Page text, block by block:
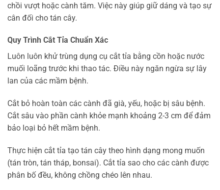
chồi vượt hoặc cành tăm. Việc này giúp giữ dáng và tạo sự
cân đối cho tán cây.
Quy Trình Cắt Tỉa Chuẩn Xác
Luôn luôn khử trùng dụng cụ cắt tỉa bằng cồn hoặc nước
muối loãng trước khi thao tác. Điều này ngăn ngừa sự lây
lan của các mầm bệnh.
Cắt bỏ hoàn toàn các cành đã già, yếu, hoặc bị sâu bệnh.
Cắt sâu vào phần cành khỏe mạnh khoảng 2-3 cm để đảm
bảo loại bỏ hết mầm bệnh.
Thực hiện cắt tỉa tạo tán cây theo hình dạng mong muốn
(tán tròn, tán tháp, bonsai). Cắt tỉa sao cho các cành được
phân bố đều, không chồng chéo lên nhau.